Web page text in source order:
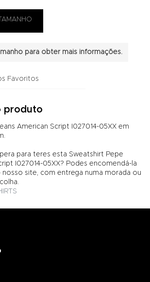
para obter mais informações.
Favoritos
produto
American Script I027014-05XX em
para teres esta Sweatshirt Pepe
I027014-05XX? Podes encomendá-la
site, com entrega numa morada ou